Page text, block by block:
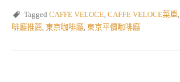
Tagged CAFFE VELOCE, CAFFE VELOCE菜單,
啡廳推薦, 東京咖啡廳, 東京平價咖啡廳